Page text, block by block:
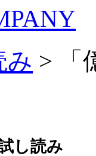
み > 「
し読み